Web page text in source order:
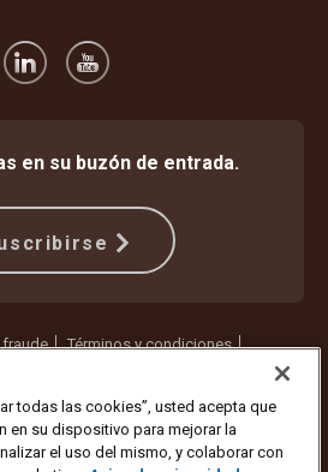
en su buzón de entrada.
fraude
Términos y condiciones
Parcel Service of America, Inc. Todos
¿Ya no quiere recibir actualizaciones por
todas las cookies”, usted acepta que
en su dispositivo para mejorar la
el uso del mismo, y colaborar con